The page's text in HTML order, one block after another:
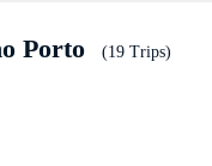
Porto (19 Trips)